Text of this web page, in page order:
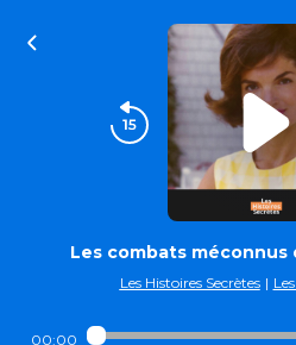
Les combats méconnus
Les Histoires Secrètes |
00:00